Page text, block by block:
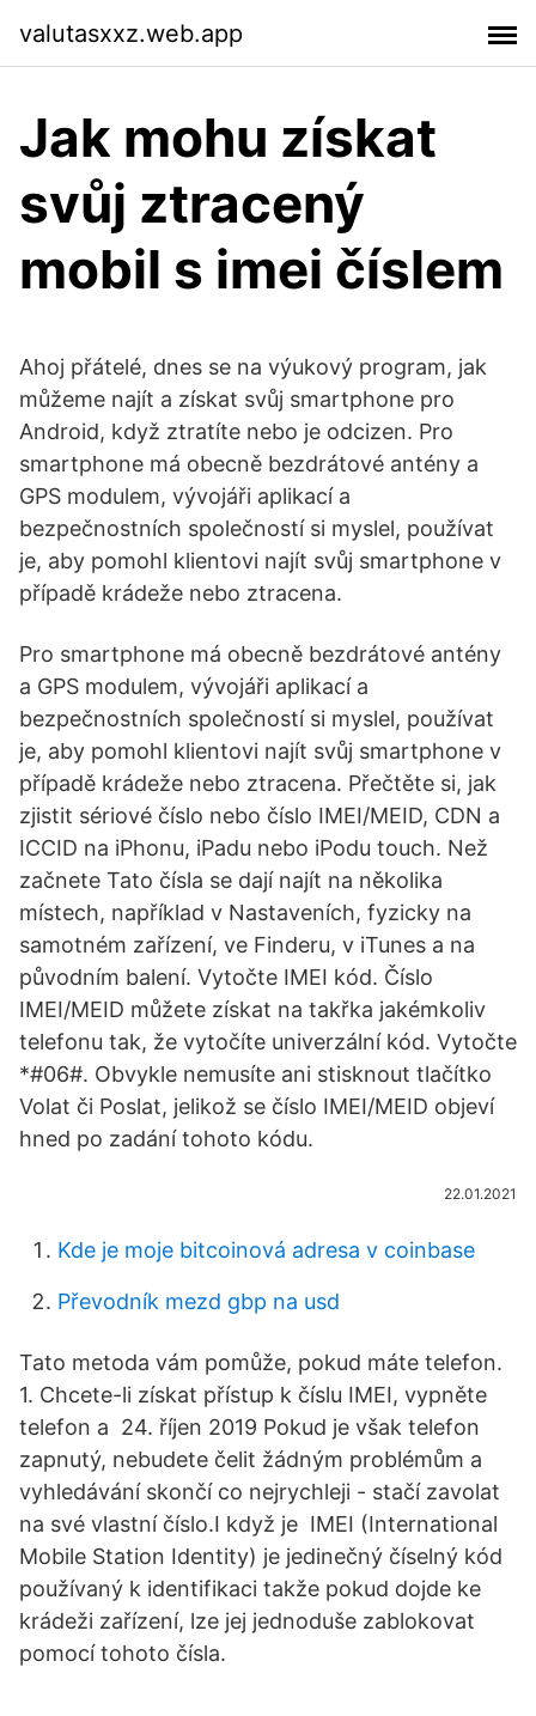
valutasxxz.web.app
Jak mohu získat
svůj ztracený
mobil s imei číslem
Ahoj přátelé, dnes se na výukový program, jak
můžeme najít a získat svůj smartphone pro
Android, když ztratíte nebo je odcizen. Pro
smartphone má obecně bezdrátové antény a
GPS modulem, vývojáři aplikací a
bezpečnostních společností si myslel, používat
je, aby pomohl klientovi najít svůj smartphone v
případě krádeže nebo ztracena.
Pro smartphone má obecně bezdrátové antény
a GPS modulem, vývojáři aplikací a
bezpečnostních společností si myslel, používat
je, aby pomohl klientovi najít svůj smartphone v
případě krádeže nebo ztracena. Přečtěte si, jak
zjistit sériové číslo nebo číslo IMEI/MEID, CDN a
ICCID na iPhonu, iPadu nebo iPodu touch. Než
začnete Tato čísla se dají najít na několika
místech, například v Nastaveních, fyzicky na
samotném zařízení, ve Finderu, v iTunes a na
původním balení. Vytočte IMEI kód. Číslo
IMEI/MEID můžete získat na takřka jakémkoliv
telefonu tak, že vytočíte univerzální kód. Vytočte
*#06#. Obvykle nemusíte ani stisknout tlačítko
Volat či Poslat, jelikož se číslo IMEI/MEID objeví
hned po zadání tohoto kódu.
22.01.2021
Kde je moje bitcoinová adresa v coinbase
Převodník mezd gbp na usd
Tato metoda vám pomůže, pokud máte telefon.
1. Chcete-li získat přístup k číslu IMEI, vypněte
telefon a 24. říjen 2019 Pokud je však telefon
zapnutý, nebudete čelit žádným problémům a
vyhledávání skončí co nejrychleji - stačí zavolat
na své vlastní číslo.I když je IMEI (International
Mobile Station Identity) je jedinečný číselný kód
používaný k identifikaci takže pokud dojde ke
krádeži zařízení, lze jej jednoduše zablokovat
pomocí tohoto čísla.